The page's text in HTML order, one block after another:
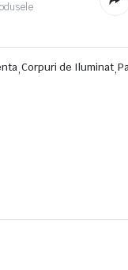
,Corpuri de Iluminat,